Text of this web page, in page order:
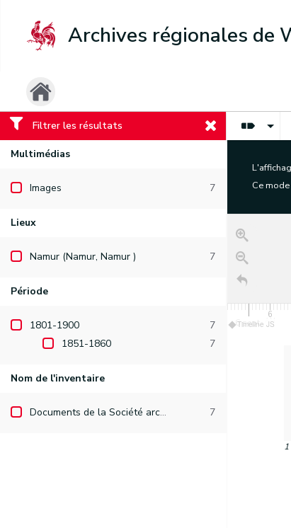
Archives régionales de
Filtrer les résultats
Multimédias
Images 7
Lieux
Namur (Namur, Namur ) 7
Période
1801-1900
7
1851-1860
7
Nom de l'inventaire
Documents de la Société archéologique de Namur 7
Ce
Timeline JS
4 sept. 6 sept.
6
AM
1